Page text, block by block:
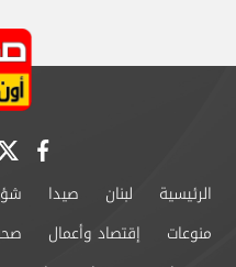
الرئيسية لبنان صيدا
منوعات
إقتصاد وأعمال